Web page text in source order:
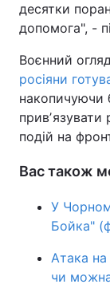
десятки
допомога", -
Воєнний
росіяни
накопичуючи
привʼязувати
подій на
Вас також
У
Бойка"‎
Атака
чи